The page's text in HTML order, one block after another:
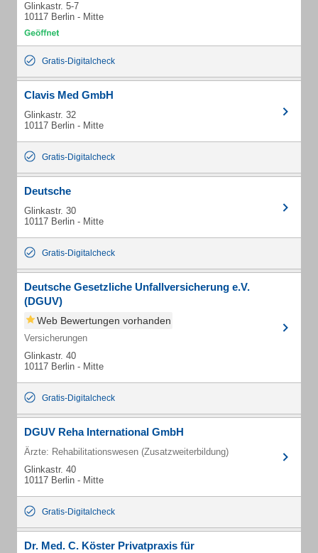
Glinkastr. 5-7
10117 Berlin - Mitte
Gratis-Digitalcheck
Clavis Med GmbH
Glinkastr. 32
10117 Berlin - Mitte
Gratis-Digitalcheck
Deutsche
Glinkastr. 30
10117 Berlin - Mitte
Gratis-Digitalcheck
Deutsche Gesetzliche Unfallversicherung e.V.
(DGUV)
Web Bewertungen vorhanden
Versicherungen
Glinkastr. 40
10117 Berlin - Mitte
Gratis-Digitalcheck
DGUV Reha International GmbH
Ärzte: Rehabilitationswesen (Zusatzweiterbildung)
Glinkastr. 40
10117 Berlin - Mitte
Gratis-Digitalcheck
Dr. Med. C. Köster Privatpraxis für